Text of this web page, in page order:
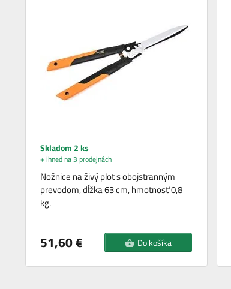
Skladom 2 ks
+ ihned na 3 prodejnách
Nožnice na živý plot s obojstranným
prevodom, dĺžka 63 cm, hmotnosť 0,8
kg.
51,60 € Do košíka